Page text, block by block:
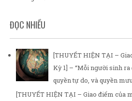
ĐỌC NHIỀU
[THUYẾT HIỆN TẠI –
Kỳ 1] – “Mỗi người sinh ra
quyền tự do, và quyền
[THUYẾT HIỆN TẠI – Giao điểm của